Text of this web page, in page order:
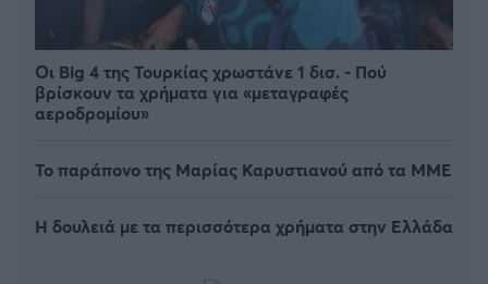
Οι Big 4 της Τουρκίας χρωστάνε 1 δισ. - Πού
βρίσκουν τα χρήματα για «μεταγραφές
αεροδρομίου»
Το παράπονο της Μαρίας Καρυστιανού από τα ΜΜΕ
Η δουλειά με τα περισσότερα χρήματα στην Ελλάδα